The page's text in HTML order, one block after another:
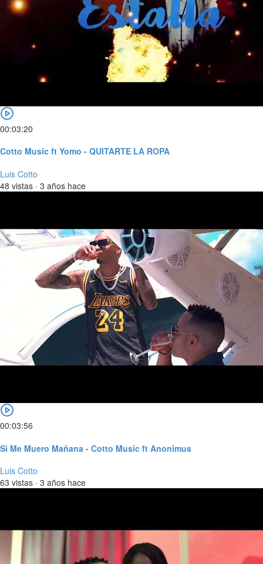
00:03:20
Cotto Music ft Yomo - QUITARTE LA ROPA
Luis Cotto
48 vistas · 3 años hace
00:03:56
Si Me Muero Mañana - Cotto Music ft Anonimus
Luis Cotto
63 vistas · 3 años hace